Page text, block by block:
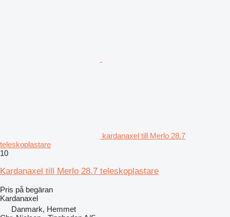
kardanaxel till Merlo 28.7
teleskoplastare
10
Kardanaxel till Merlo 28.7 teleskoplastare
Pris på begäran
Kardanaxel
Danmark, Hemmet